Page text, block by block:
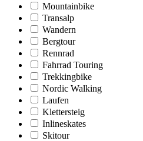
Mountainbike
Transalp
Wandern
Bergtour
Rennrad
Fahrrad Touring
Trekkingbike
Nordic Walking
Laufen
Klettersteig
Inlineskates
Skitour